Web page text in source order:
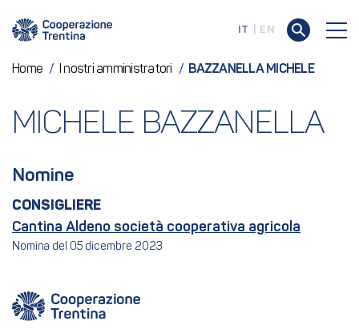
IT EN
Home / I nostri amministratori / BAZZANELLA MICHELE
MICHELE BAZZANELLA
Nomine
CONSIGLIERE
Cantina Aldeno società cooperativa agricola
Nomina del 05 dicembre 2023